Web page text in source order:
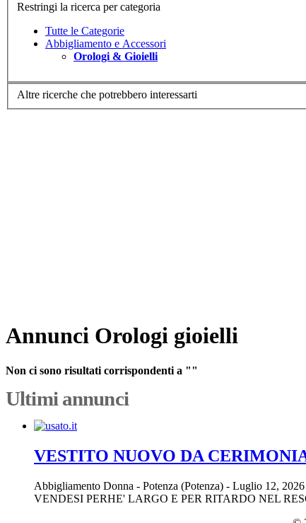
Restringi la ricerca per categoria
Tutte le Categorie
Abbigliamento e Accessori
Orologi & Gioielli
Altre ricerche che potrebbero interessarti
Annunci Orologi gioielli
Non ci sono risultati corrispondenti a ""
Ultimi annunci
VESTITO NUOVO DA
Abbigliamento Donna - Potenza (Potenza) - Luglio 12, 2026
VENDESI PERHE' LARGO E PER RITARDO NEL